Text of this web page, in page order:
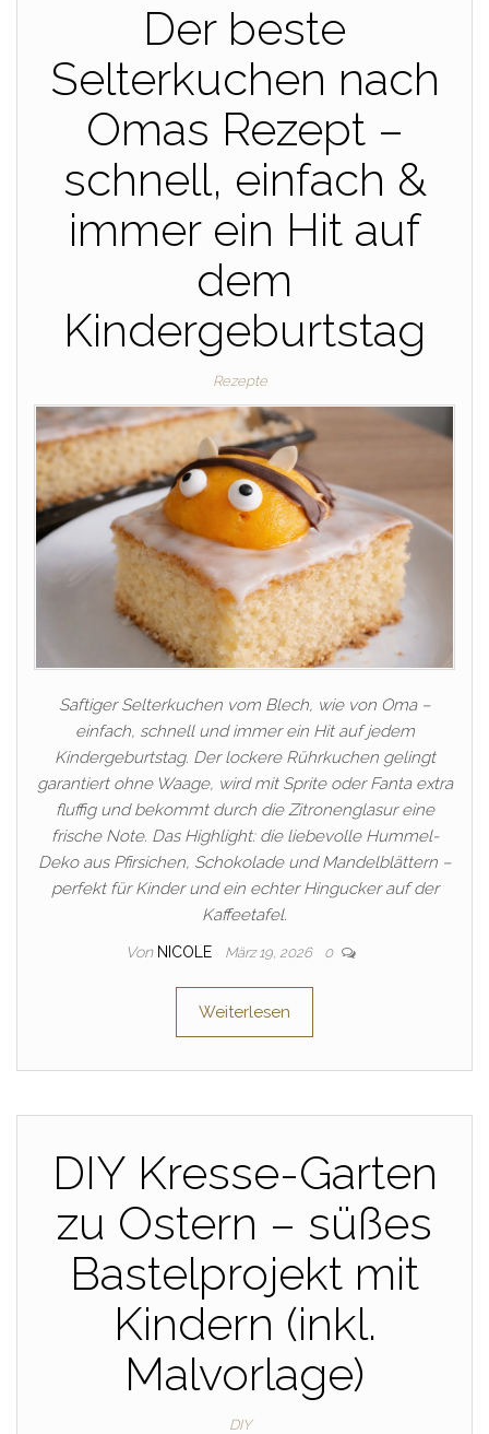
Der beste
Selterkuchen nach
Omas Rezept –
schnell, einfach &
immer ein Hit auf
dem
Kindergeburtstag
Rezepte
Saftiger Selterkuchen vom Blech, wie von Oma –
einfach, schnell und immer ein Hit auf jedem
Kindergeburtstag. Der lockere Rührkuchen gelingt
garantiert ohne Waage, wird mit Sprite oder Fanta extra
fluffig und bekommt durch die Zitronenglasur eine
frische Note. Das Highlight: die liebevolle Hummel-
Deko aus Pfirsichen, Schokolade und Mandelblättern –
perfekt für Kinder und ein echter Hingucker auf der
Kaffeetafel.
Von NICOLE März 19, 2026 0
Weiterlesen
DIY Kresse-Garten
zu Ostern – süßes
Bastelprojekt mit
Kindern (inkl.
Malvorlage)
DIY